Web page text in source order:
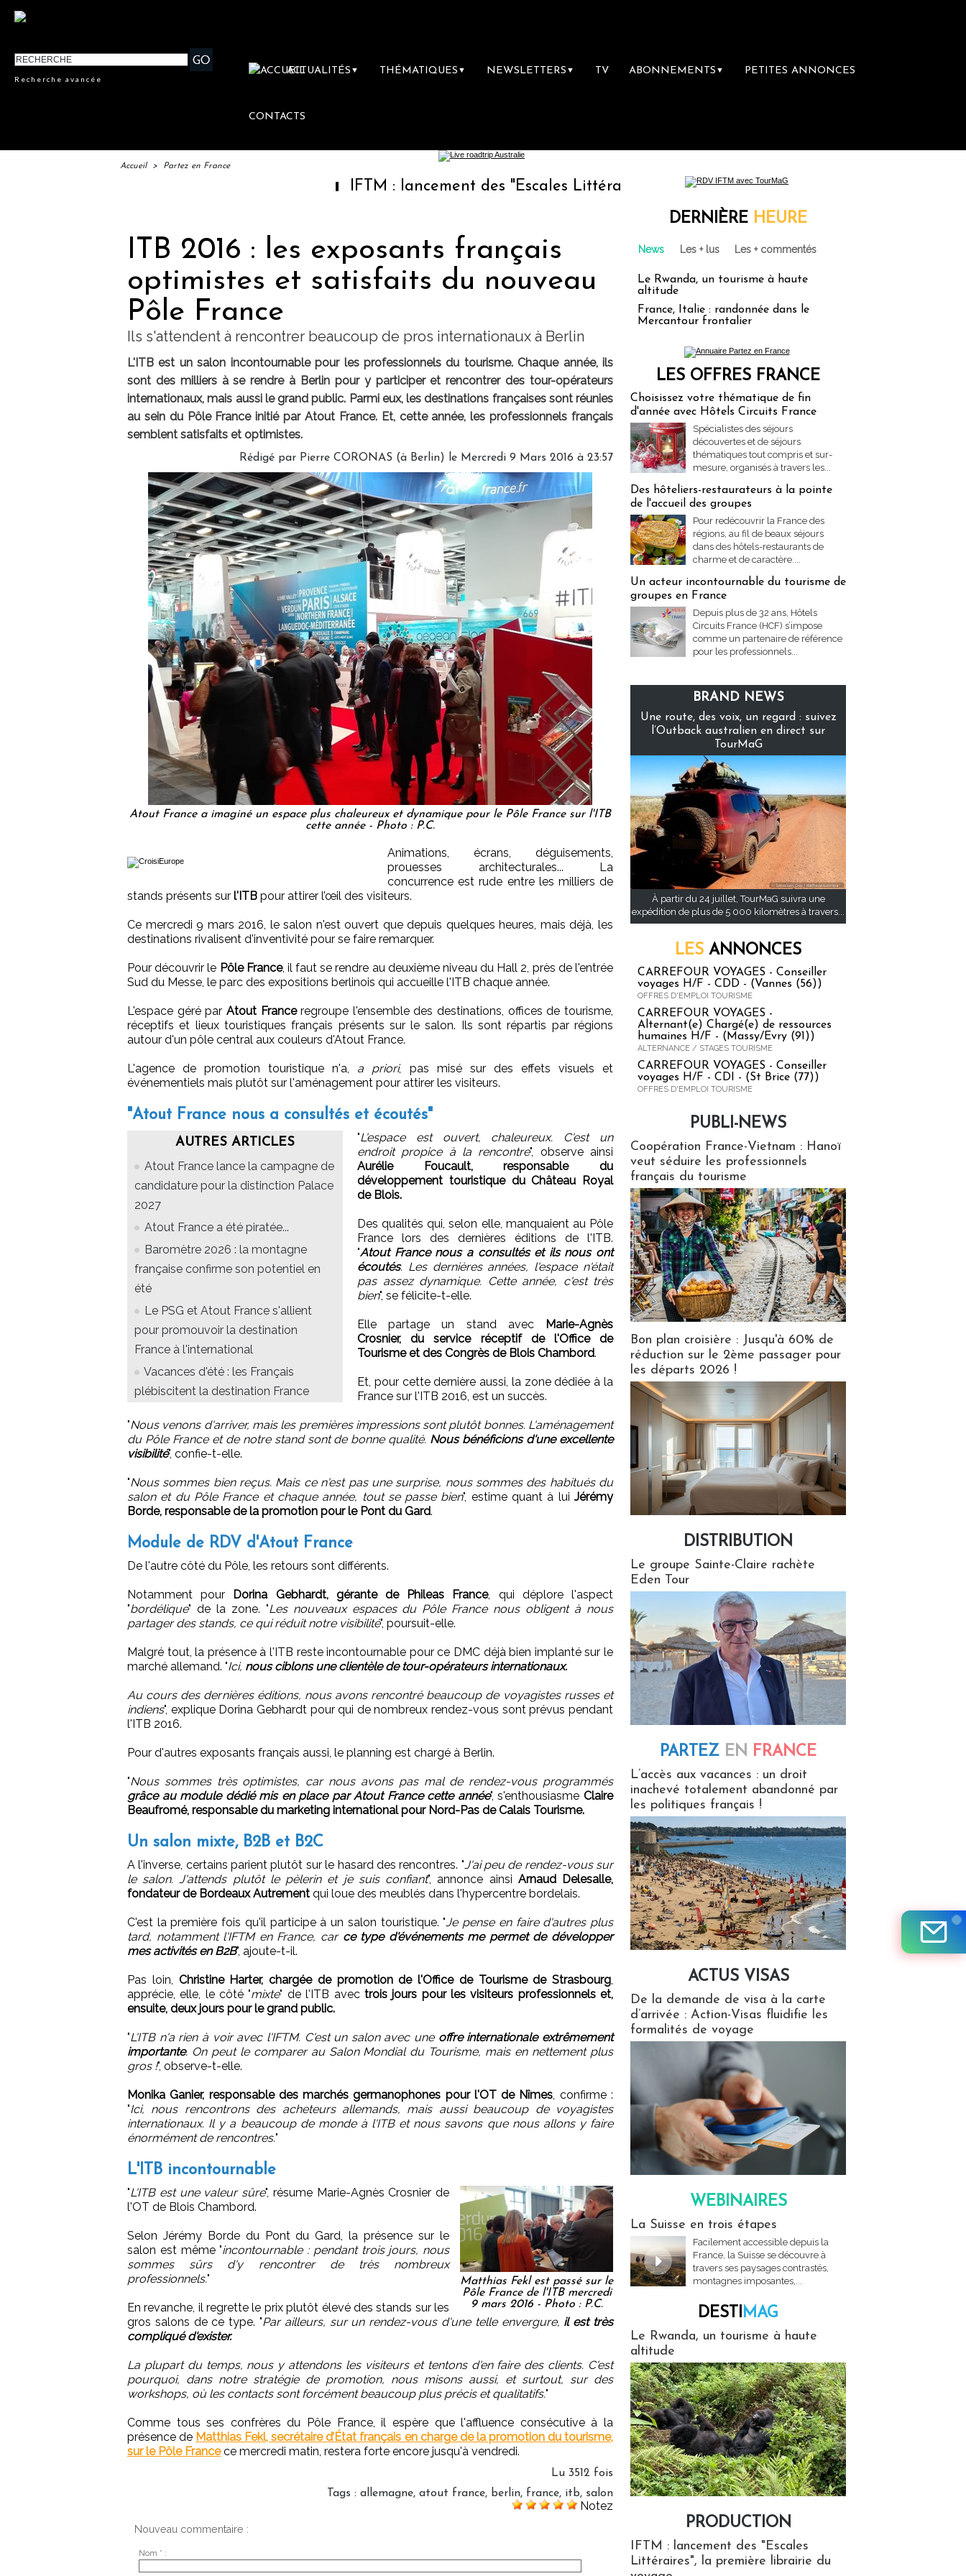
Recherche avancée
ACTUALITÉS ▼ THÉMATIQUES ▼ NEWSLETTERS ▼ TV ABONNEMENTS ▼ PETITES ANNONCES
CONTACTS
Accueil > Partez en France
IFTM : lancement des "Escales Littéraires", la première librairie du voyage
ITB 2016 : les exposants français
optimistes et satisfaits du nouveau
Pôle France
Ils s'attendent à rencontrer beaucoup de pros internationaux à Berlin
L'ITB est un salon incontournable pour les professionnels du tourisme. Chaque année, ils
sont des milliers à se rendre à Berlin pour y participer et rencontrer des tour-opérateurs
internationaux, mais aussi le grand public. Parmi eux, les destinations françaises sont réunies
au sein du Pôle France initié par Atout France. Et, cette année, les professionnels français
semblent satisfaits et optimistes.
Rédigé par Pierre CORONAS (à Berlin) le Mercredi 9 Mars 2016 à 23:57
Atout France a imaginé un espace plus chaleureux et dynamique pour le Pôle France sur l'ITB
cette année - Photo : P.C.
Animations, écrans, déguisements,
prouesses architecturales... La
concurrence est rude entre les milliers de
stands présents sur l'ITB pour attirer l’œil des visiteurs.
Ce mercredi 9 mars 2016, le salon n'est ouvert que depuis quelques heures, mais déjà, les
destinations rivalisent d'inventivité pour se faire remarquer.
Pour découvrir le Pôle France, il faut se rendre au deuxième niveau du Hall 2, près de l'entrée
Sud du Messe, le parc des expositions berlinois qui accueille l'ITB chaque année.
L'espace géré par Atout Franceregroupe l'ensemble des destinations, offices de tourisme,
réceptifs et lieux touristiques français présents sur le salon. Ils sont répartis par régions
autour d'un pôle central aux couleurs d'Atout France.
L'agence de promotion touristique n'a, a priori, pas misé sur des effets visuels et
événementiels mais plutôt sur l'aménagement pour attirer les visiteurs.
"Atout France nous a consultés et écoutés"
AUTRES ARTICLES
Atout France lance la campagne de
candidature pour la distinction Palace
2027
Atout France a été piratée...
Baromètre 2026 : la montagne
française confirme son potentiel en
été
Le PSG et Atout France s'allient
pour promouvoir la destination
France à l'international
Vacances d'été : les Français
plébiscitent la destination France
"L'espace est ouvert, chaleureux. C'est un
endroit propice à la rencontre", observe ainsi
Aurélie Foucault, responsable du
développement touristique du Château Royal
de Blois.
Des qualités qui, selon elle, manquaient au Pôle
France lors des dernières éditions de l'ITB.
"Atout France nous a consultés et ils nous ont
écoutés. Les dernières années, l'espace n'était
pas assez dynamique. Cette année, c'est très
bien", se félicite-t-elle.
Elle partage un stand avec
Marie-Agnès
Crosnier, du service réceptif de l'Office de
Tourisme et des Congrès de Blois Chambord.
Et, pour cette dernière aussi, la zone dédiée à la
France sur l'ITB 2016, est un succès.
"Nous venons d'arriver, mais les premières impressions sont plutôt bonnes. L'aménagement
du Pôle France et de notre stand sont de bonne qualité. Nous bénéficions d'une excellente
visibilité", confie-t-elle.
"Nous sommes bien reçus. Mais ce n'est pas une surprise, nous sommes des habitués du
salon et du Pôle France et chaque année, tout se passe bien", estime quant à lui Jérémy
Borde, responsable de la promotion pour le Pont du Gard.
Module de RDV d'Atout France
De l'autre côté du Pôle, les retours sont différents.
Notamment pour Dorina Gebhardt, gérante de Phileas France, qui déplore l'aspect
"bordélique" de la zone. "Les nouveaux espaces du Pôle France nous obligent à nous
partager des stands, ce qui réduit notre visibilité", poursuit-elle.
Malgré tout, la présence à l'ITB reste incontournable pour ce DMC déjà bien implanté sur le
marché allemand. "Ici, nous ciblons une clientèle de tour-opérateurs internationaux.
Au cours des dernières éditions, nous avons rencontré beaucoup de voyagistes russes et
indiens", explique Dorina Gebhardt pour qui de nombreux rendez-vous sont prévus pendant
l'ITB 2016.
Pour d'autres exposants français aussi, le planning est chargé à Berlin.
"Nous sommes très optimistes, car nous avons pas mal de rendez-vous programmés
grâce au module dédié mis en place par Atout France cette année", s'enthousiasmeClaire
Beaufromé, responsable du marketing international pour Nord-Pas de Calais Tourisme.
Un salon mixte, B2B et B2C
A l'inverse, certains parient plutôt sur le hasard des rencontres. "J'ai peu de rendez-vous sur
le salon. J'attends plutôt le pèlerin et je suis confiant", annonce ainsi Arnaud Delesalle,
fondateur de Bordeaux Autrement qui loue des meublés dans l'hypercentre bordelais.
C'est la première fois qu'il participe à un salon touristique. "Je pense en faire d'autres plus
tard, notamment l'IFTM en France, car ce type d'événements me permet de développer
mes activités en B2B", ajoute-t-il.
Pas loin, Christine Harter, chargée de promotion de l'Office de Tourisme de Strasbourg,
apprécie, elle, le côté "mixte" de l'ITB avec trois jours pour les visiteurs professionnels et,
ensuite, deux jours pour le grand public.
"L'ITB n'a rien à voir avec l'IFTM. C'est un salon avec une offre internationale extrêmement
importante. On peut le comparer au Salon Mondial du Tourisme, mais en nettement plus
gros !", observe-t-elle.
Monika Ganier, responsable des marchés germanophones pour l'OT de Nîmes, confirme :
"Ici, nous rencontrons des acheteurs allemands, mais aussi beaucoup de voyagistes
internationaux. Il y a beaucoup de monde à l'ITB et nous savons que nous allons y faire
énormément de rencontres."
L'ITB incontournable
Matthias Fekl est passé sur le
Pôle France de l'ITB mercredi
9 mars 2016 - Photo : P.C.
"L'ITB est une valeur sûre", résume Marie-Agnès Crosnier de
l'OT de Blois Chambord.
Selon Jérémy Borde du Pont du Gard, la présence sur le
salon est même "incontournable : pendant trois jours, nous
sommes sûrs d'y rencontrer de très nombreux
professionnels."
En revanche, il regrette le prix plutôt élevé des stands sur les
gros salons de ce type. "Par ailleurs, sur un rendez-vous d'une telle envergure, il est très
compliqué d'exister.
La plupart du temps, nous y attendons les visiteurs et tentons d'en faire des clients. C'est
pourquoi, dans notre stratégie de promotion, nous misons aussi, et surtout, sur des
workshops, où les contacts sont forcément beaucoup plus précis et qualitatifs."
Comme tous ses confrères du Pôle France, il espère que l'affluence consécutive à la
présence de Matthias Fekl, secrétaire d’État français en charge de la promotion du tourisme,
sur le Pôle Francece mercredi matin, restera forte encore jusqu'à vendredi.
Lu 3512 fois
Tags : allemagne, atout france, berlin, france, itb, salon
Notez
Nouveau commentaire :
Nom * :
DERNIÈRE HEURE
News Les + lus Les + commentés
Le Rwanda, un tourisme à haute
altitude
France, Italie : randonnée dans le
Mercantour frontalier
LES OFFRES FRANCE
Choisissez votre thématique de fin
d'année avec Hôtels Circuits France
Spécialistes des séjours
découvertes et de séjours
thématiques tout compris et sur-
mesure, organisés à travers les...
Des hôteliers-restaurateurs à la pointe
de l'accueil des groupes
Pour redécouvrir la France des
régions, au fil de beaux séjours
dans des hôtels-restaurants de
charme et de caractère....
Un acteur incontournable du tourisme de
groupes en France
Depuis plus de 32 ans, Hôtels
Circuits France (HCF) s’impose
comme un partenaire de référence
pour les professionnels...
BRAND NEWS
Une route, des voix, un regard : suivez
l’Outback australien en direct sur
TourMaG
À partir du 24 juillet, TourMaG suivra une
expédition de plus de 5 000 kilomètres à travers...
LES ANNONCES
CARREFOUR VOYAGES - Conseiller
voyages H/F - CDD - (Vannes (56))
OFFRES D'EMPLOI TOURISME
CARREFOUR VOYAGES -
Alternant(e) Chargé(e) de ressources
humaines H/F - (Massy/Evry (91))
ALTERNANCE / STAGES TOURISME
CARREFOUR VOYAGES - Conseiller
voyages H/F - CDI - (St Brice (77))
OFFRES D'EMPLOI TOURISME
PUBLI-NEWS
Coopération France-Vietnam : Hanoï
veut séduire les professionnels
français du tourisme
Bon plan croisière : Jusqu'à 60% de
réduction sur le 2ème passager pour
les départs 2026 !
DISTRIBUTION
Le groupe Sainte-Claire rachète
Eden Tour
PARTEZ EN FRANCE
L’accès aux vacances : un droit
inachevé totalement abandonné par
les politiques français !
ACTUS VISAS
De la demande de visa à la carte
d’arrivée : Action-Visas fluidifie les
formalités de voyage
WEBINAIRES
La Suisse en trois étapes
Facilement accessible depuis la
France, la Suisse se découvre à
travers ses paysages contrastés,
montagnes imposantes,...
DESTIMAG
Le Rwanda, un tourisme à haute
altitude
PRODUCTION
IFTM : lancement des "Escales
Littéraires", la première librairie du